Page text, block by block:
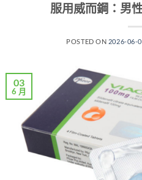
服用威而鋼：男
POSTED ON 2026-06-
03
6 月